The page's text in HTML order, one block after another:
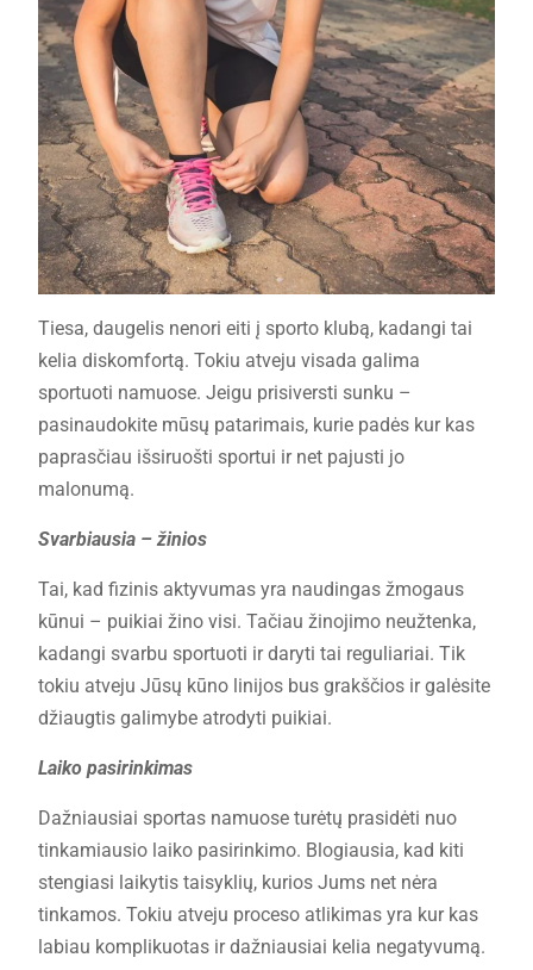
Tiesa, daugelis nenori eiti į sporto klubą, kadangi tai
kelia diskomfortą. Tokiu atveju visada galima
sportuoti namuose. Jeigu prisiversti sunku –
pasinaudokite mūsų patarimais, kurie padės kur kas
paprasčiau išsiruošti sportui ir net pajusti jo
malonumą.
Svarbiausia – žinios
Tai, kad fizinis aktyvumas yra naudingas žmogaus
kūnui – puikiai žino visi. Tačiau žinojimo neužtenka,
kadangi svarbu sportuoti ir daryti tai reguliariai. Tik
tokiu atveju Jūsų kūno linijos bus grakščios ir galėsite
džiaugtis galimybe atrodyti puikiai.
Laiko pasirinkimas
Dažniausiai sportas namuose turėtų prasidėti nuo
tinkamiausio laiko pasirinkimo. Blogiausia, kad kiti
stengiasi laikytis taisyklių, kurios Jums net nėra
tinkamos. Tokiu atveju proceso atlikimas yra kur kas
labiau komplikuotas ir dažniausiai kelia negatyvumą.